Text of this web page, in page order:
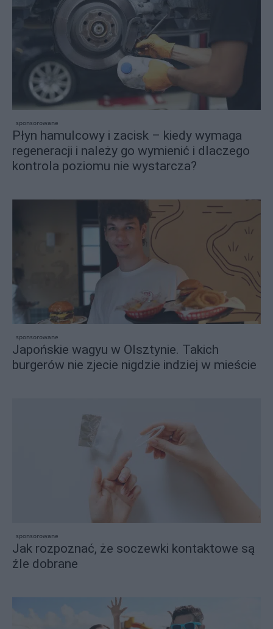
sponsorowane
Płyn hamulcowy i zacisk – kiedy wymaga
regeneracji i należy go wymienić i dlaczego
kontrola poziomu nie wystarcza?
sponsorowane
Japońskie wagyu w Olsztynie. Takich
burgerów nie zjecie nigdzie indziej w mieście
sponsorowane
Jak rozpoznać, że soczewki kontaktowe są
źle dobrane